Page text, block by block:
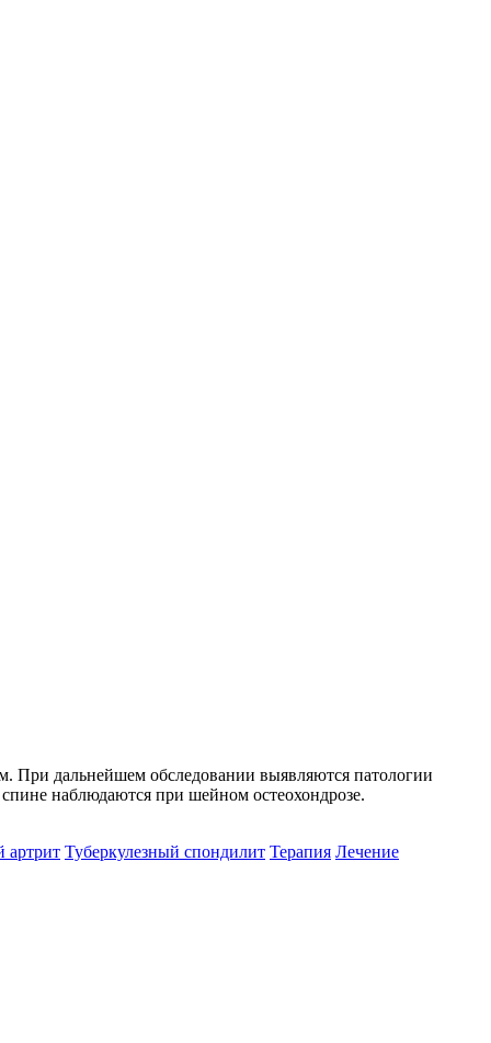
При дальнейшем обследовании выявляются патологии
наблюдаются при шейном остеохондрозе.
артрит Туберкулезный спондилит Терапия Лечение